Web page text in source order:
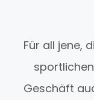
Für all jene,
Geschäft